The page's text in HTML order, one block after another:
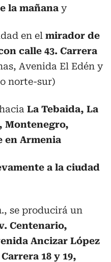
la mañana y
en el mirador de
calle 43. Carrera
Avenida El Edén y
norte-sur)
La Tebaida, La
Montenegro,
en Armenia
a la ciudad
se producirá un
Centenario,
Ancizar López
18 y 19,